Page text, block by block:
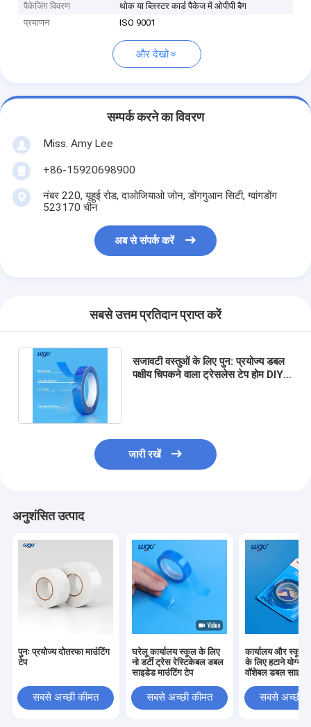
पैकेजिंग विवरण
थोक या ब्लिस्टर कार्ड पैकेज में ओपीपी बैग
प्रमाणन
ISO 9001
और देखो
सम्पर्क करने का विवरण
Miss. Amy Lee
+86-15920698900
नंबर 220, यूहुई रोड, दाओजियाओ जोन, डोंगगुआन सिटी, ग्वांगडोंग
523170 चीन
अब से संपर्क करें
सबसे उत्तम प्रतिदान प्राप्त करें
सजावटी वस्तुओं के लिए पुन: प्रयोज्य डबल
पक्षीय चिपकने वाला ट्रेसलेस टेप होम DIY
जारी रखें
अनुशंसित उत्पाद
पुनः प्रयोज्य दोतरफा माउंटिंग
टेप
सबसे अच्छी कीमत
घरेलू कार्यालय स्कूल के लिए
नो डर्टी ट्रेस रेस्टिकेबल डबल
साइडेड माउंटिंग टेप
सबसे अच्छी कीमत
कार्यालय और स्कूल
के लिए हटाने योग्य
वॉशेबल डबल
सबसे अच्छी